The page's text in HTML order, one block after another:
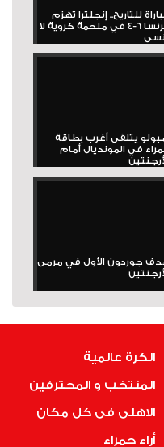
للتاريخ.. إنجلترا تهزم
فرنسا 6-4 في ملحمة كروية لا
يتلقى أغرب بطاقة
في المونديال أمام
جوردون الأول في مرمى
الكرة عالمية
المنتخب و المحترفين
الاهلى فى كل مكان
أراء حمراء